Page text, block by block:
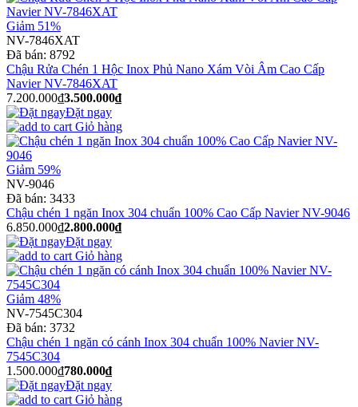
Giảm 51%
NV-7846XAT
Đã bán: 8792
Chậu Rửa Chén 1 Hộc Inox Phủ Nano Xám Vòi Âm Cao Cấp
Navier NV-7846XAT
7.200.000₫3.500.000₫
Đặt ngay
Giỏ hàng
Giảm 59%
NV-9046
Đã bán: 3433
Chậu chén 1 ngăn Inox 304 chuẩn 100% Cao Cấp Navier NV-9046
6.850.000₫2.800.000₫
Đặt ngay
Giỏ hàng
Giảm 48%
NV-7545C304
Đã bán: 3732
Chậu chén 1 ngăn có cánh Inox 304 chuẩn 100% Navier NV-
7545C304
1.500.000₫780.000₫
Đặt ngay
Giỏ hàng